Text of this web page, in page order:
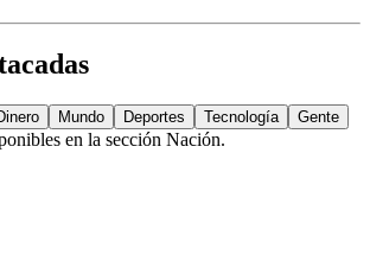
Mundo Deportes Tecnología Gente
en la sección Nación.